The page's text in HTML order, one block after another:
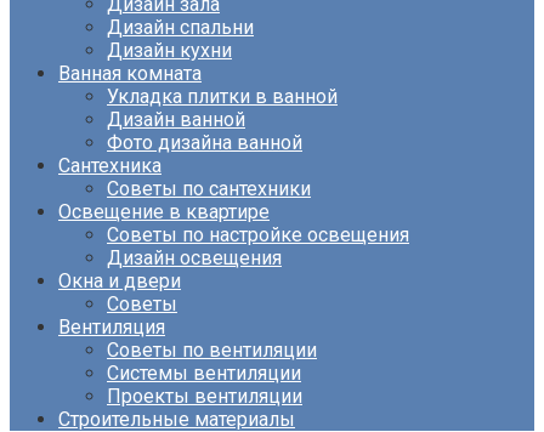
Дизайн спальни
Дизайн кухни
Ванная комната
Укладка плитки в ванной
Дизайн ванной
Фото дизайна ванной
Сантехника
Советы по сантехники
Освещение в квартире
Советы по настройке освещения
Дизайн освещения
Окна и двери
Советы
Вентиляция
Советы по вентиляции
Системы вентиляции
Проекты вентиляции
Строительные материалы